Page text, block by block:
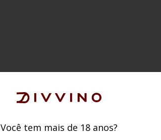
Você tem mais de 18 anos?